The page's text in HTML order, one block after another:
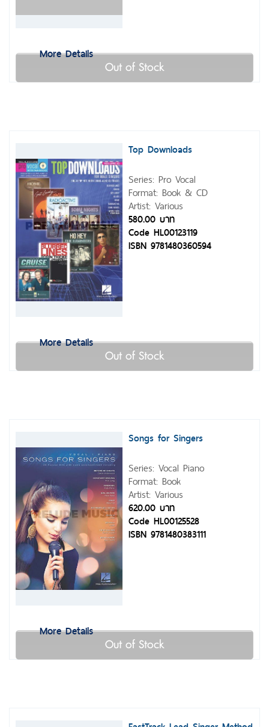
More Details
Out of Stock
More Details
Top Downloads
Series: Pro Vocal
Format: Book & CD
Artist: Various
580.00 บาท
Code HL00123119
ISBN 9781480360594
Out of Stock
More Details
Songs for Singers
Series: Vocal Piano
Format: Book
Artist: Various
620.00 บาท
Code HL00125528
ISBN 9781480383111
Out of Stock